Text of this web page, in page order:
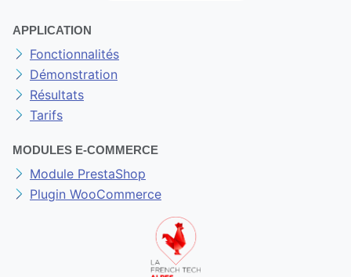
APPLICATION
Fonctionnalités
Démonstration
Résultats
Tarifs
MODULES E-COMMERCE
Module PrestaShop
Plugin WooCommerce